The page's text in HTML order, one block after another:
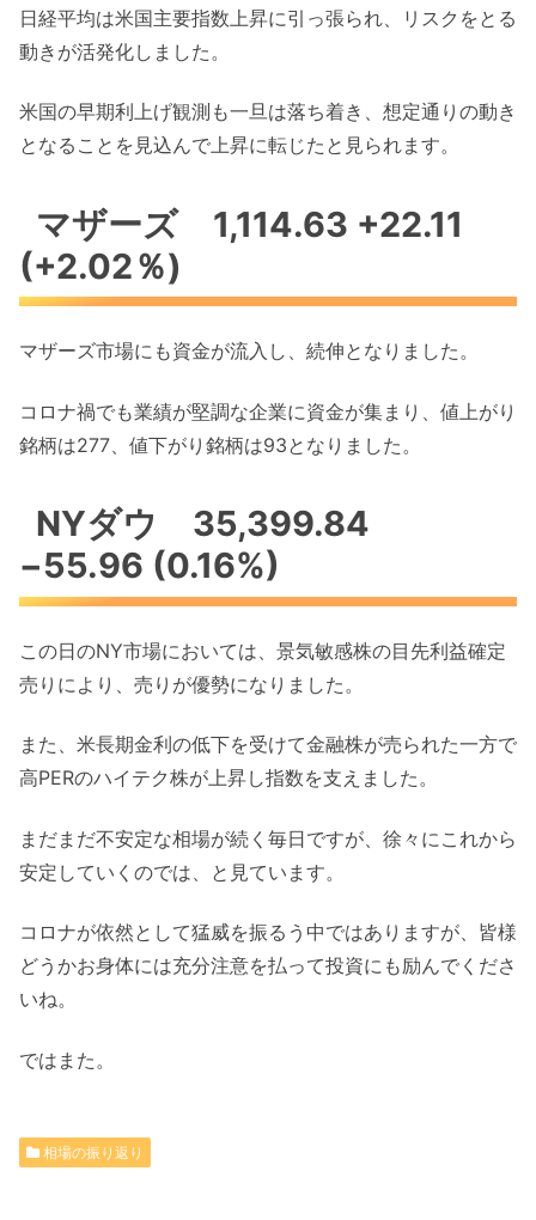
日経平均は米国主要指数上昇に引っ張られ、リスクをとる
動きが活発化しました。
米国の早期利上げ観測も一旦は落ち着き、想定通りの動き
となることを見込んで上昇に転じたと見られます。
マザーズ 1,114.63 +22.11
(+2.02％)
マザーズ市場にも資金が流入し、続伸となりました。
コロナ禍でも業績が堅調な企業に資金が集まり、値上がり
銘柄は277、値下がり銘柄は93となりました。
NYダウ 35,399.84
−55.96 (0.16%)
この日のNY市場においては、景気敏感株の目先利益確定
売りにより、売りが優勢になりました。
また、米長期金利の低下を受けて金融株が売られた一方で
高PERのハイテク株が上昇し指数を支えました。
まだまだ不安定な相場が続く毎日ですが、徐々にこれから
安定していくのでは、と見ています。
コロナが依然として猛威を振るう中ではありますが、皆様
どうかお身体には充分注意を払って投資にも励んでくださ
いね。
ではまた。
相場の振り返り